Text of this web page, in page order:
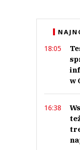
18:05
w
16:38